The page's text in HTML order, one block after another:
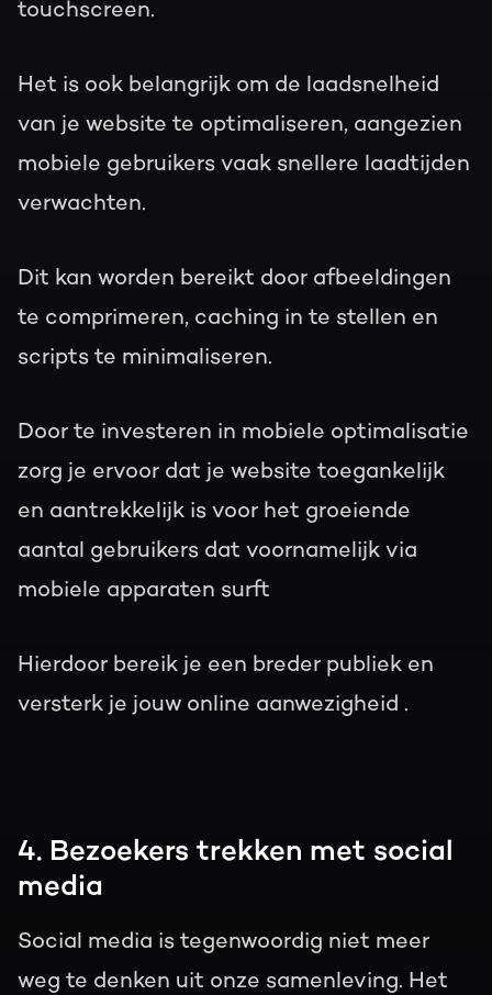
touchscreen.
Het is ook belangrijk om de laadsnelheid
van je website te optimaliseren, aangezien
mobiele gebruikers vaak snellere laadtijden
verwachten.
Dit kan worden bereikt door afbeeldingen
te comprimeren, caching in te stellen en
scripts te minimaliseren.
Door te investeren in mobiele optimalisatie
zorg je ervoor dat je website toegankelijk
en aantrekkelijk is voor het groeiende
aantal gebruikers dat voornamelijk via
mobiele apparaten surft
Hierdoor bereik je een breder publiek en
versterk je jouw online aanwezigheid .
4. Bezoekers trekken met social
media
Social media is tegenwoordig niet meer
weg te denken uit onze samenleving. Het